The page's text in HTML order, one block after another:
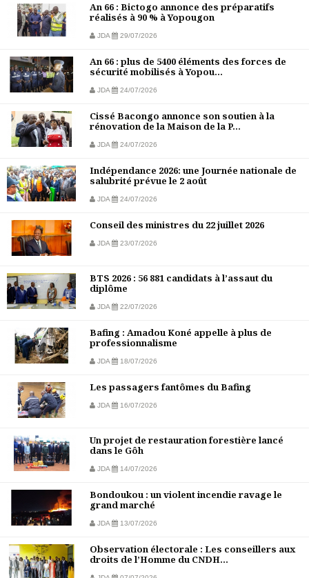
An 66 : Bictogo annonce des préparatifs
réalisés à 90 % à Yopougon
JDA 29/07/2026
An 66 : plus de 5400 éléments des forces de
sécurité mobilisés à Yopou...
JDA 24/07/2026
Cissé Bacongo annonce son soutien à la
rénovation de la Maison de la P...
JDA 24/07/2026
Indépendance 2026: une Journée nationale de
salubrité prévue le 2 août
JDA 24/07/2026
Conseil des ministres du 22 juillet 2026
JDA 23/07/2026
BTS 2026 : 56 881 candidats à l’assaut du
diplôme
JDA 22/07/2026
Bafing : Amadou Koné appelle à plus de
professionnalisme
JDA 18/07/2026
Les passagers fantômes du Bafing
JDA 16/07/2026
Un projet de restauration forestière lancé
dans le Gôh
JDA 14/07/2026
Bondoukou : un violent incendie ravage le
grand marché
JDA 13/07/2026
Observation électorale : Les conseillers aux
droits de l’Homme du CNDH...